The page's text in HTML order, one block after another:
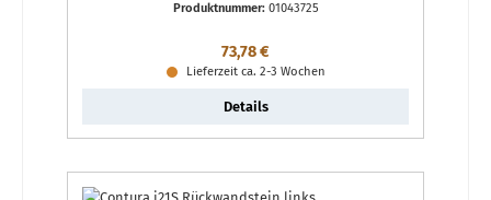
Produktnummer: 01043725
Regulärer Preis:
73,78 €
Lieferzeit ca. 2-3 Wochen
Details